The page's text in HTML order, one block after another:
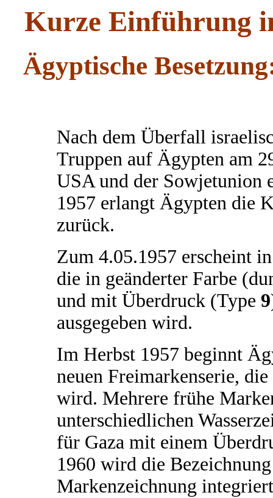
Kurze Einführung
Ägyptische
Nach dem Überfall
Truppen auf Ägypten am
USA und der Sowjetunion
1957 erlangt Ägypten die
zurück.
Zum 4.05.1957 erscheint
die in geänderter Farbe
und mit Überdruck (Type 9
ausgegeben wird.
Im Herbst 1957 beginnt
neuen Freimarkenserie,
wird. Mehrere frühe
unterschiedlichen
für Gaza mit einem
1960 wird die
Markenzeichnung